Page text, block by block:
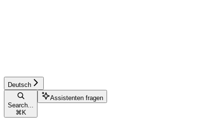
Deutsch
Search...
⌘ K
Assistenten fragen